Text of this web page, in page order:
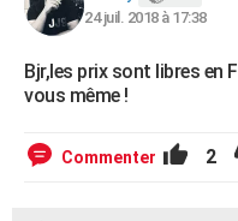
24 juil. 2018 à 17:38
Bjr,les prix sont libres en
vous même !
Commenter 2